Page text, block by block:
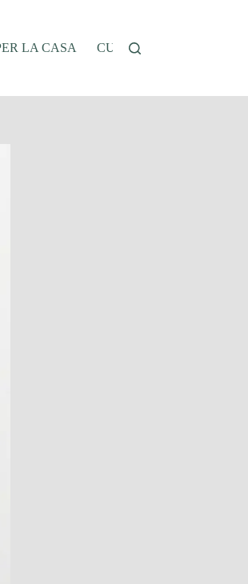
LA CASA CUCINA E RICETTE